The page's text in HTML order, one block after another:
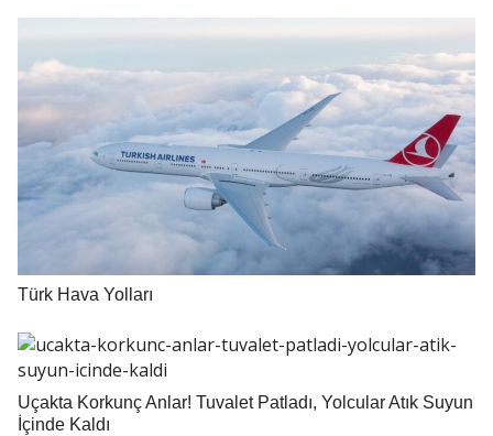
Türk Hava Yolları
Uçakta Korkunç Anlar! Tuvalet Patladı, Yolcular Atık Suyun
İçinde Kaldı